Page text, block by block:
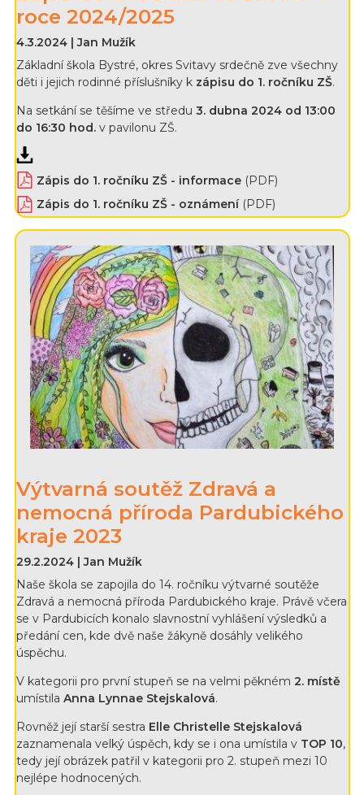
roce 2024/2025
4.3.2024 | Jan Mužík
Základní škola Bystré, okres Svitavy srdečně zve všechny
děti i jejich rodinné příslušníky k zápisu do 1. ročníku ZŠ.
Na setkání se těšíme ve středu 3. dubna 2024 od 13:00
do 16:30 hod.v pavilonu ZŠ.
Zápis do 1. ročníku ZŠ - informace (PDF)
Zápis do 1. ročníku ZŠ - oznámení (PDF)
Výtvarná soutěž Zdravá a
nemocná příroda Pardubického
kraje 2023
29.2.2024 | Jan Mužík
Naše škola se zapojila do 14. ročníku výtvarné soutěže
Zdravá a nemocná příroda Pardubického kraje. Právě včera
se v Pardubicích konalo slavnostní vyhlášení výsledků a
předání cen, kde dvě naše žákyně dosáhly velikého
úspěchu.
V kategorii pro první stupeň se na velmi pěkném 2. místě
umístila Anna Lynnae Stejskalová.
Rovněž její starší sestra Elle Christelle Stejskalová
zaznamenala velký úspěch, kdy se i ona umístila v TOP 10,
tedy její obrázek patřil v kategorii pro 2. stupeň mezi 10
nejlépe hodnocených.